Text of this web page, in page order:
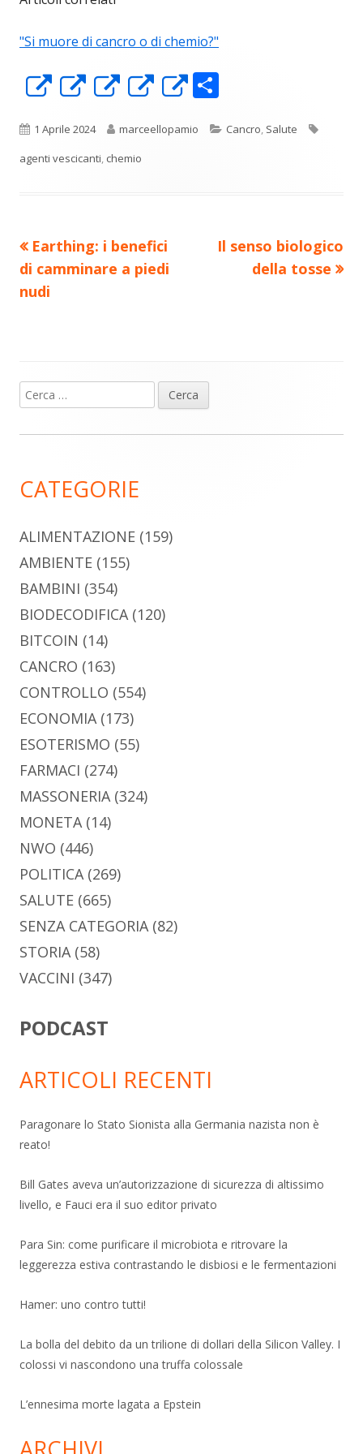
"Si muore di cancro o di chemio?"
Apre
una
nuova
Apre
una
nuova
Apre
una
nuova
Apre
una
Apre
una
n
Pubblicato
1 Aprile 2024 Autore
marceellopamio Categorie
Cancro, Salute
agenti vescicanti, chemio
Navigazione
articoli
Precedente
articolo:
Earthing: i benefici
di camminare a piedi
nudi
Nuovo
articolo:
Il senso biologico
della tosse
Barra
laterale
Ricerca
per:
CATEGORIE
ALIMENTAZIONE (159)
AMBIENTE (155)
BAMBINI (354)
BIODECODIFICA (120)
BITCOIN (14)
CANCRO (163)
CONTROLLO (554)
ECONOMIA (173)
ESOTERISMO (55)
FARMACI (274)
MASSONERIA (324)
MONETA (14)
NWO (446)
POLITICA (269)
SALUTE (665)
SENZA CATEGORIA (82)
STORIA (58)
VACCINI (347)
PODCAST
ARTICOLI RECENTI
Paragonare lo Stato Sionista alla Germania nazista non è
reato!
Bill Gates aveva un’autorizzazione di sicurezza di altissimo
livello, e Fauci era il suo editor privato
Para Sin: come purificare il microbiota e ritrovare la
leggerezza estiva contrastando le disbiosi e le fermentazioni
Hamer: uno contro tutti!
La bolla del debito da un trilione di dollari della Silicon Valley. I
colossi vi nascondono una truffa colossale
L’ennesima morte lagata a Epstein